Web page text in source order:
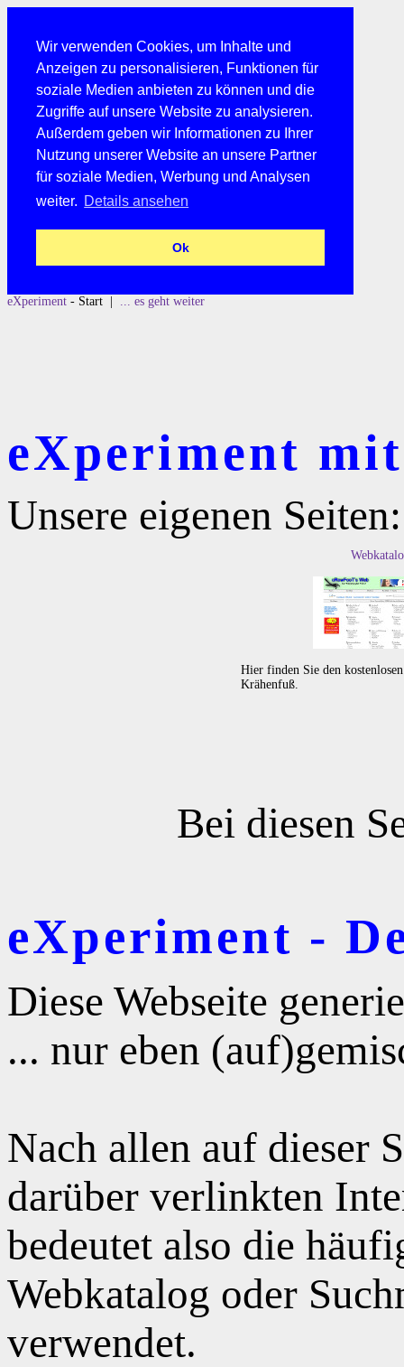
Wir verwenden Cookies, um Inhalte und
Anzeigen zu personalisieren, Funktionen für
soziale Medien anbieten zu können und die
Zugriffe auf unsere Website zu analysieren.
Außerdem geben wir Informationen zu Ihrer
Nutzung unserer Website an unsere Partner
für soziale Medien, Werbung und Analysen
weiter. Details ansehen
Ok
eXperiment - Start | ... es geht weiter
eXperiment
Unsere eigenen Seiten:
Hier finden Sie den
Krähenfuß.
Bei diesen
eXperiment -
Diese Webseite
... nur eben
Nach allen auf dieser
darüber verlinkten
bedeutet also die
Webkatalog oder
verwendet.